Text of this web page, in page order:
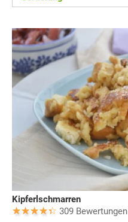
Kipferlschmarren
309 Bewertungen